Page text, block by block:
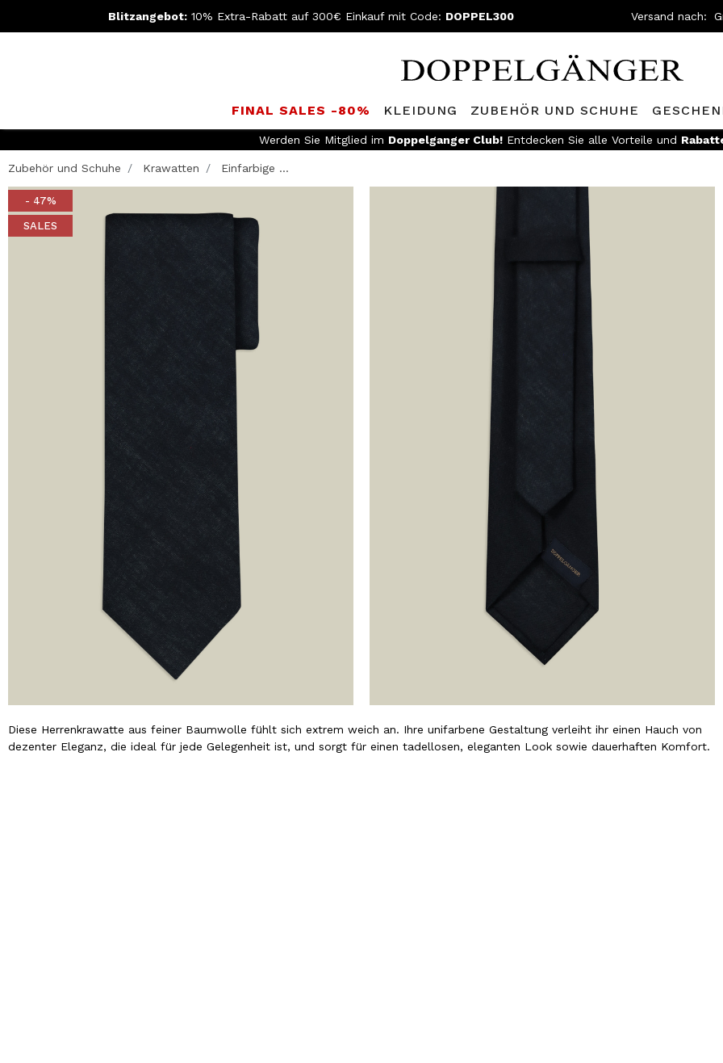
Blitzangebot: 10% Extra-Rabatt auf 300€ Einkauf mit Code: DOPPEL300 Versand nach:
FINAL SALES -80% KLEIDUNG ZUBEHÖR UND SCHUHE
Werden Sie Mitglied im Doppelganger Club! Entdecken Sie alle Vorteile und
Zubehör und Schuhe Krawatten Einfarbige ...
- 47%
SALES
Diese Herrenkrawatte aus feiner Baumwolle fühlt sich extrem weich an. Ihre unifarbene Gestaltung verleiht ihr einen Hauch von
dezenter Eleganz, die ideal für jede Gelegenheit ist, und sorgt für einen tadellosen, eleganten Look sowie dauerhaften Komfort.